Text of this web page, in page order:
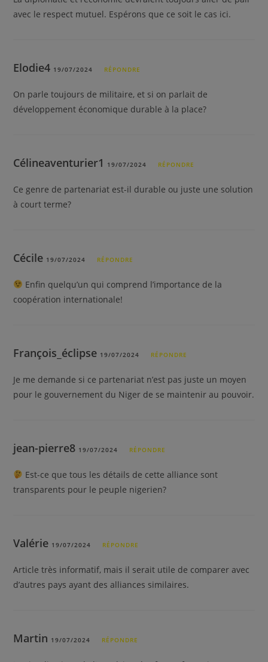
avec le respect mutuel. Espérons que ce soit le cas ici.
Elodie4 19/07/2024 RÉPONDRE
On parle toujours de militaire, et si on parlait de
développement économique durable à la place?
Célineaventurier1 19/07/2024 RÉPONDRE
Ce genre de partenariat est-il durable ou juste une solution
à court terme?
Cécile 19/07/2024 RÉPONDRE
Enfin quelqu’un qui comprend l’importance de la
coopération internationale!
François_éclipse 19/07/2024 RÉPONDRE
Je me demande si ce partenariat n’est pas juste un moyen
pour le gouvernement du Niger de se maintenir au pouvoir.
jean-pierre8 19/07/2024 RÉPONDRE
Est-ce que tous les détails de cette alliance sont
transparents pour le peuple nigerien?
Valérie 19/07/2024 RÉPONDRE
Article très informatif, mais il serait utile de comparer avec
d’autres pays ayant des alliances similaires.
Martin 19/07/2024 RÉPONDRE